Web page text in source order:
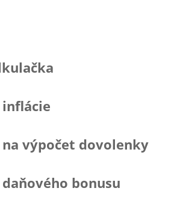
výpočet dovolenky
bonusu